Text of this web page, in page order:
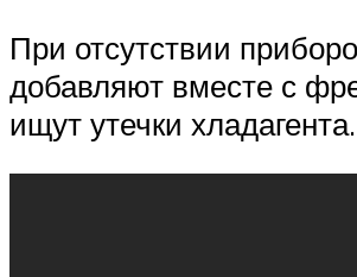
При отсутствии
добавляют вместе с
ищут утечки